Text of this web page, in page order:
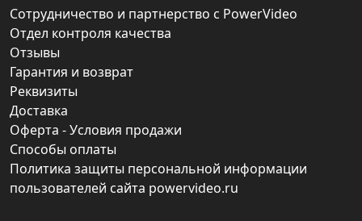
Сотрудничество и партнерство с PowerVideo
Отдел контроля качества
Отзывы
Гарантия и возврат
Реквизиты
Доставка
Оферта - Условия продажи
Способы оплаты
Политика защиты персональной информации
пользователей сайта powervideo.ru